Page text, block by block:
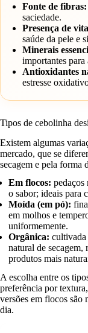
Fonte de fibras:
saciedade.
Presença de
saúde da pele e
Minerais
importantes para
Antioxidantes
estresse
Tipos de cebolinha
Existem algumas
mercado, que se
secagem e pela forma
Em flocos: pedaços
o sabor; ideais para
Moída (em pó):
em molhos e
uniformemente.
Orgânica: cultivada
natural de secagem,
produtos mais
A escolha entre os
preferência por
versões em flocos são
dia.